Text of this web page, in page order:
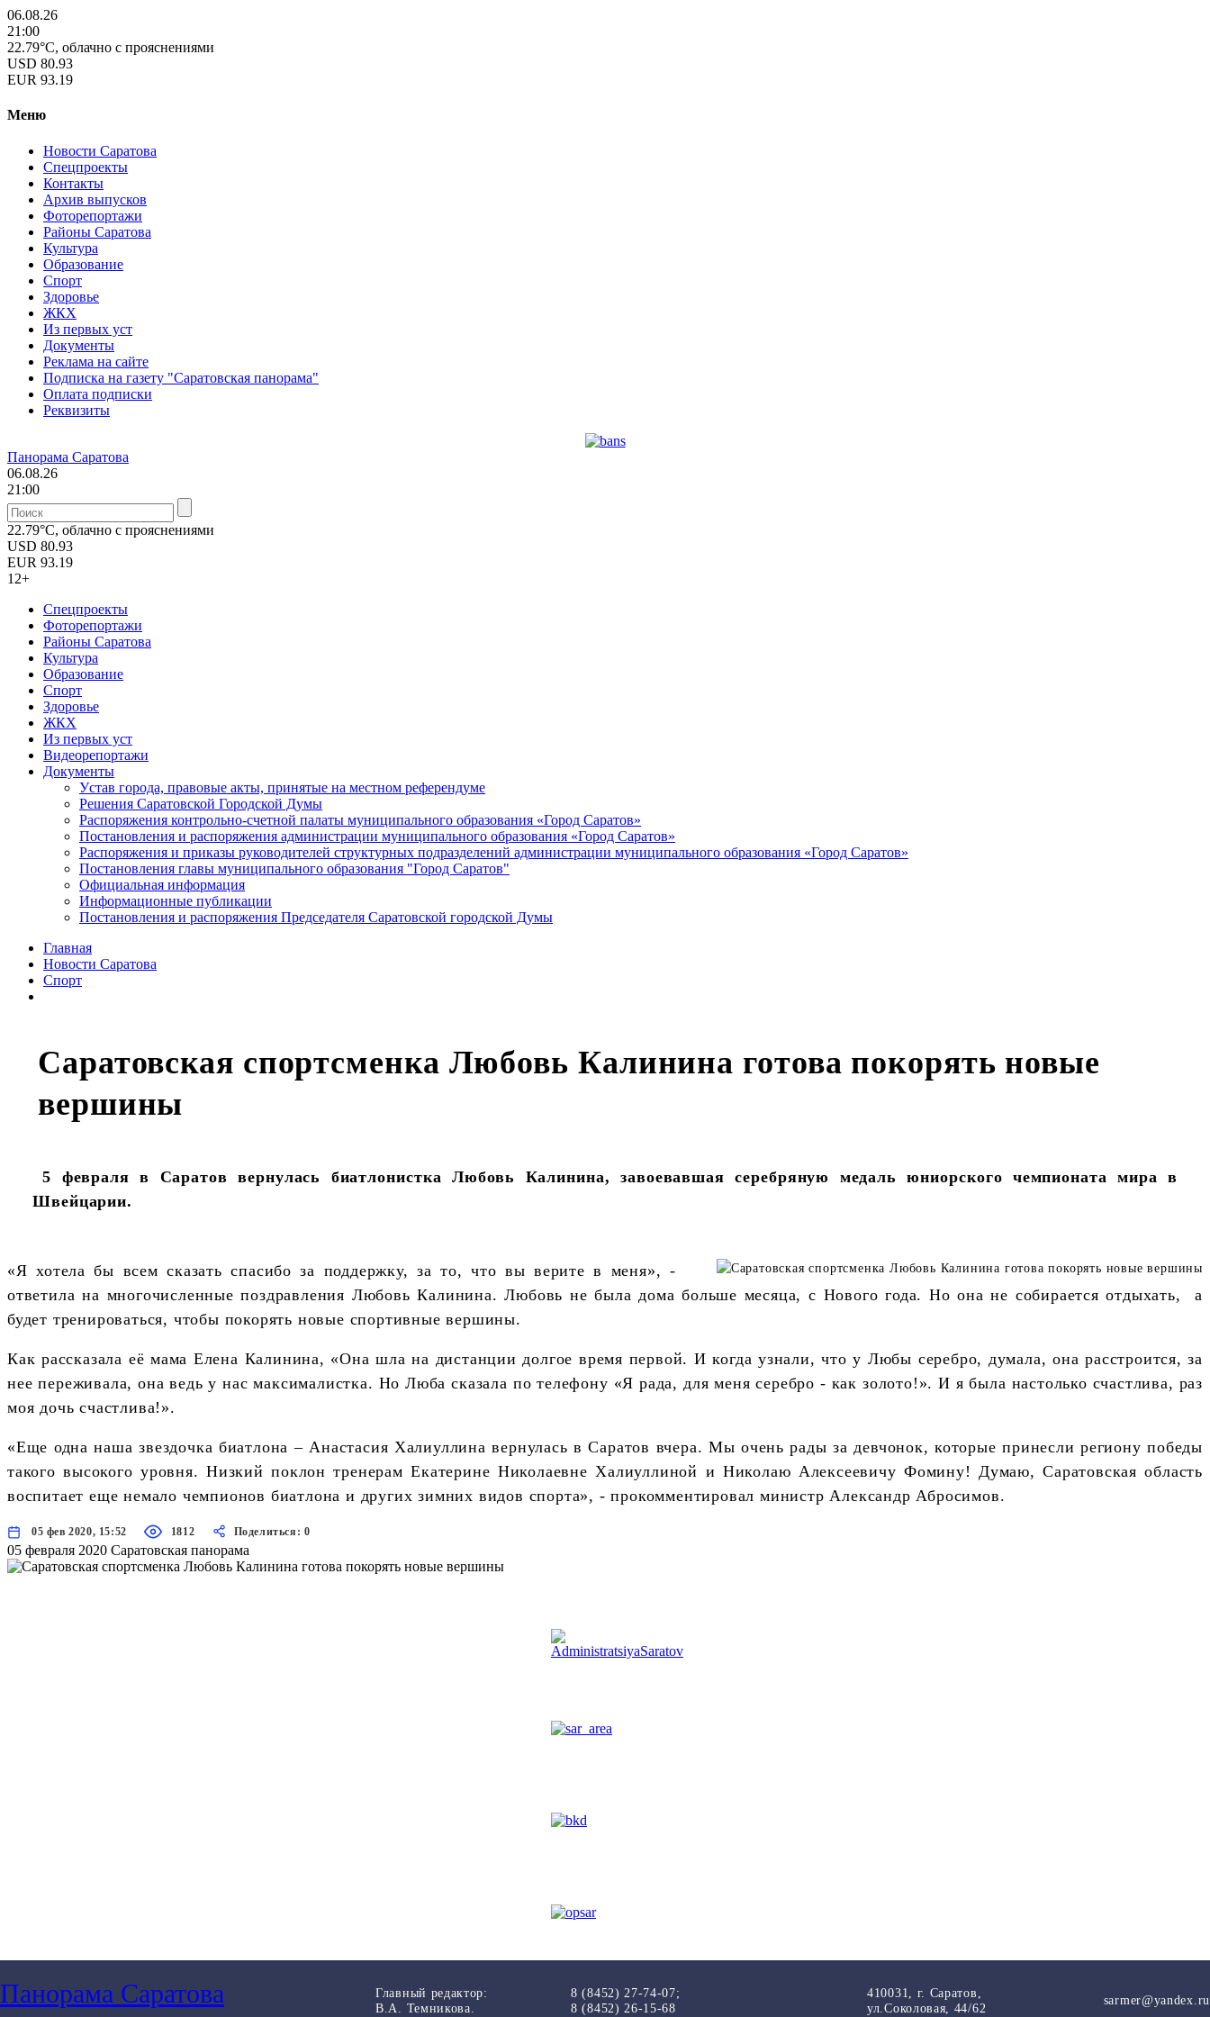
06.08.26
21:00
22.79°C, облачно с прояснениями
USD 80.93
EUR 93.19
Меню
Новости Саратова
Спецпроекты
Контакты
Архив выпусков
Фоторепортажи
Районы Саратова
Культура
Образование
Спорт
Здоровье
ЖКХ
Из пеpвых уст
Документы
Реклама на сайте
Подписка на газету "Саратовская панорама"
Оплата подписки
Реквизиты
Панорама Саратова
06.08.26
21:00
22.79°C, облачно с прояснениями
USD 80.93
EUR 93.19
12+
Спецпроекты
Фоторепортажи
Районы Саратова
Культура
Образование
Спорт
Здоровье
ЖКХ
Из пеpвых уст
Видеорепортажи
Документы
Уcтав города, правовые акты, принятые на местном референдуме
Решения Саратовской Городской Думы
Распоряжения контрольно-счетной палаты муниципального образования «Город Саратов»
Постановления и распоряжения администрации муниципального образования «Город Саратов»
Распоряжения и приказы руководителей структурных подразделений администрации муниципального образования «Город Саратов»
Постановления главы муниципального образования "Город Саратов"
Официальная информация
Информационные публикации
Постановления и распоряжения Председателя Саратовской городской Думы
Главная
Новости Саратова
Спорт
Саратовская спортсменка Любовь Калинина готова покорять новые
вершины
5 февраля в Саратов вернулась биатлонистка Любовь Калинина, завоевавшая серебряную медаль юниорского чемпионата мира в
Швейцарии.
«Я хотела бы всем сказать спасибо за поддержку, за то, что вы верите в меня», -
ответила на многочисленные поздравления Любовь Калинина. Любовь не была дома больше месяца, с Нового года. Но она не собирается отдыхать, а
будет тренироваться, чтобы покорять новые спортивные вершины.
Как рассказала её мама Елена Калинина, «Она шла на дистанции долгое время первой. И когда узнали, что у Любы серебро, думала, она расстроится, за
нее переживала, она ведь у нас максималистка. Но Люба сказала по телефону «Я рада, для меня серебро - как золото!». И я была настолько счастлива, раз
моя дочь счастлива!».
«Еще одна наша звездочка биатлона – Анастасия Халиуллина вернулась в Саратов вчера. Мы очень рады за девчонок, которые принесли региону победы
такого высокого уровня. Низкий поклон тренерам Екатерине Николаевне Халиуллиной и Николаю Алексеевичу Фомину! Думаю, Саратовская область
воспитает еще немало чемпионов биатлона и других зимних видов спорта», - прокомментировал министр Александр Абросимов.
05 фев 2020, 15:52 1812 Поделиться: 0
05 февраля 2020 Саратовская панорама
Панорама Саратова
Главный редактор:
В.А. Темникова.
8 (8452) 27-74-07;
8 (8452) 26-15-68
410031, г. Саратов,
ул.Соколовая, 44/62
sarmer@yandex.ru